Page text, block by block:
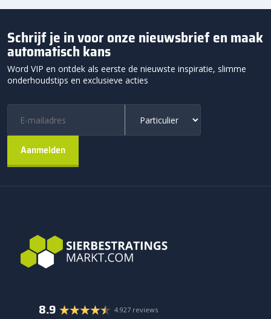
Schrijf je in voor onze nieuwsbrief en maak
automatisch kans
Word VIP en ontdek als eerste de nieuwste inspiratie, slimme
onderhoudstips en exclusieve acties
8.9 4.927 reviews